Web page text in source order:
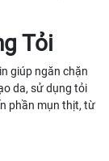
Tỏi
giúp ngăn chặn
da, sử dụng tỏi
phần mụn thịt, từ